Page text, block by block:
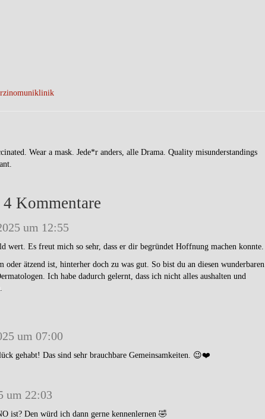
uniklinik
Wear a mask. Jede*r anders, alle Drama. Quality misunderstandings
4 Kommentare
um 12:55
wert. Es freut mich so sehr, dass er dir begründet Hoffnung machen konnte.
oder ätzend ist, hinterher doch zu was gut. So bist du an diesen wunderbaren
Ich habe dadurch gelernt, dass ich nicht alles aushalten und
um 07:00
gehabt! Das sind sehr brauchbare Gemeinsamkeiten. 😉❤️
um 22:03
ist? Den würd ich dann gerne kennenlernen 🤣